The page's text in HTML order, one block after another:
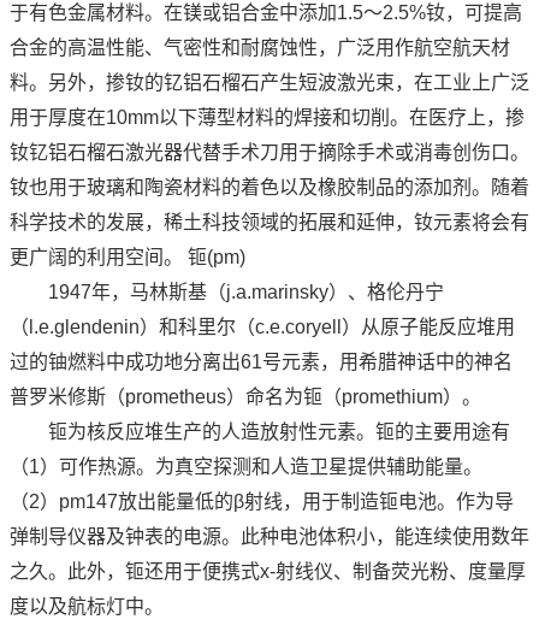
于有色金属材料。在镁或铝合金中添加1.5～2.5%钕，可提高
合金的高温性能、气密性和耐腐蚀性，广泛用作航空航天材
料。另外，掺钕的钇铝石榴石产生短波激光束，在工业上广泛
用于厚度在10mm以下薄型材料的焊接和切削。在医疗上，掺
钕钇铝石榴石激光器代替手术刀用于摘除手术或消毒创伤口。
钕也用于玻璃和陶瓷材料的着色以及橡胶制品的添加剂。随着
科学技术的发展，稀土科技领域的拓展和延伸，钕元素将会有
更广阔的利用空间。 钷(pm)
1947年，马林斯基（j.a.marinsky）、格伦丹宁
（l.e.glendenin）和科里尔（c.e.coryell）从原子能反应堆用
过的铀燃料中成功地分离出61号元素，用希腊神话中的神名
普罗米修斯（prometheus）命名为钷（promethium）。
钷为核反应堆生产的人造放射性元素。钷的主要用途有
（1）可作热源。为真空探测和人造卫星提供辅助能量。
（2）pm147放出能量低的β射线，用于制造钷电池。作为导
弹制导仪器及钟表的电源。此种电池体积小，能连续使用数年
之久。此外，钷还用于便携式x-射线仪、制备荧光粉、度量厚
度以及航标灯中。